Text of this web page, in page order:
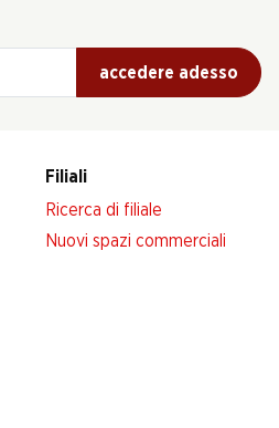
accedere adesso
Filiali
Ricerca di filiale
Nuovi spazi commerciali